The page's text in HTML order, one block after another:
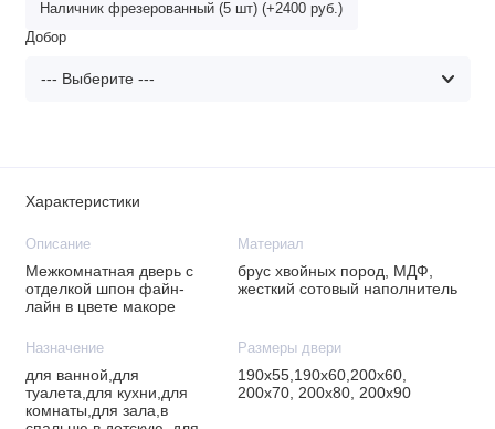
Наличник фрезерованный (5 шт) (+2400 руб.)
Добор
Характеристики
Описание
Межкомнатная дверь с
отделкой шпон файн-
лайн в цвете макоре
Материал
брус хвойных пород, МДФ,
жесткий сотовый наполнитель
Назначение
для ванной,для
туалета,для кухни,для
комнаты,для зала,в
Размеры двери
190х55,190х60,200х60,
200х70, 200х80, 200х90